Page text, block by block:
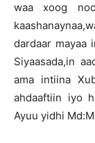
waa xoog
dardaar mayaa
Siyaasada,in
ama intiina
ahdaaftiin iyo
Ayuu yidhi